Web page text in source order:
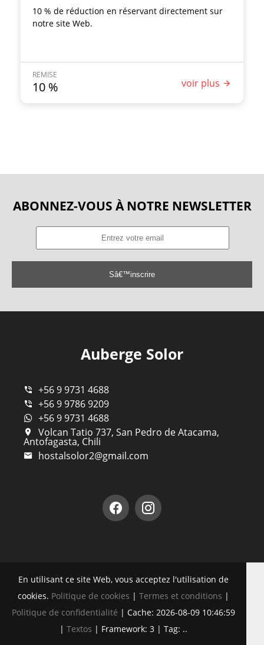
10 % de réduction en réservant directement sur
notre site Web.
REMISE
10 % voir plus
ABONNEZ-VOUS À NOTRE NEWSLETTER
Sâ€™inscrire
+56 9 9731 4688
+56 9 9786 9209
+56 9 9731 4688
Volcan Tatio 737, San Pedro de Atacama,
Antofagasta, Chili
hostalsolor2@gmail.com
Auberge Solor
En utilisant ce site Web, vous acceptez l'utilisation de
cookies. Politique de cookies | Termes et conditions |
Politique de confidentialité | Cache: 2026-08-09 10:46:59
| Textos | Framework: 3 | Tag: ..